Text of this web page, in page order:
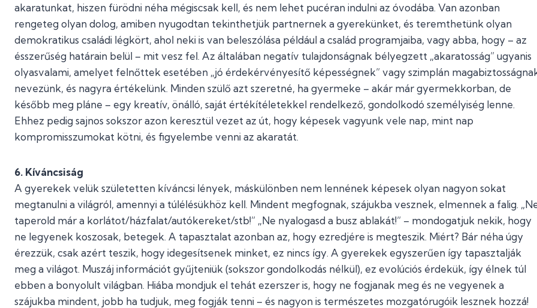
akaratunkat, hiszen fürödni néha mégiscsak kell, és nem lehet pucéran indulni az óvodába. Van azonban
rengeteg olyan dolog, amiben nyugodtan tekinthetjük partnernek a gyerekünket, és teremthetünk olyan
demokratikus családi légkört, ahol neki is van beleszólása például a család programjaiba, vagy abba, hogy – az
ésszerűség határain belül – mit vesz fel. Az általában negatív tulajdonságnak bélyegzett „akaratosság” ugyanis
olyasvalami, amelyet felnőttek esetében „jó érdekérvényesítő képességnek” vagy szimplán
nevezünk, és nagyra értékelünk. Minden szülő azt szeretné, ha gyermeke – akár már gyermekkorban, de
később meg pláne – egy kreatív, önálló, saját értékítéletekkel rendelkező, gondolkodó személyiség lenne.
Ehhez pedig sajnos sokszor azon keresztül vezet az út, hogy képesek vagyunk vele nap, mint nap
kompromisszumokat kötni, és figyelembe venni az akaratát.
6. Kíváncsiság
A gyerekek velük születetten kíváncsi lények, máskülönben nem lennének képesek olyan nagyon sokat
megtanulni a világról, amennyi a túlélésükhöz kell. Mindent megfognak, szájukba vesznek, elmennek a falig.
taperold már a korlátot/házfalat/autókereket/stb!” „Ne nyalogasd a busz ablakát!” – mondogatjuk nekik, hogy
ne legyenek koszosak, betegek. A tapasztalat azonban az, hogy ezredjére is megteszik. Miért? Bár néha úgy
érezzük, csak azért teszik, hogy idegesítsenek minket, ez nincs így. A gyerekek egyszerűen így tapasztalják
meg a világot. Muszáj információt gyűjteniük (sokszor gondolkodás nélkül), ez evolúciós érdekük, így élnek túl
ebben a bonyolult világban. Hiába mondjuk el tehát ezerszer is, hogy ne fogjanak meg és ne vegyenek a
szájukba mindent, jobb ha tudjuk, meg fogják tenni – és nagyon is természetes mozgatórugóik lesznek hozzá!